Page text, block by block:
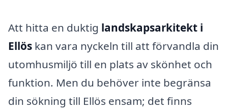
Att hitta en duktig landskapsarkitekt i
Ellös kan vara nyckeln till att förvandla din
utomhusmiljö till en plats av skönhet och
funktion. Men du behöver inte begränsa
din sökning till Ellös ensam; det finns